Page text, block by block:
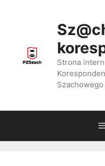
Strona
Szachowego